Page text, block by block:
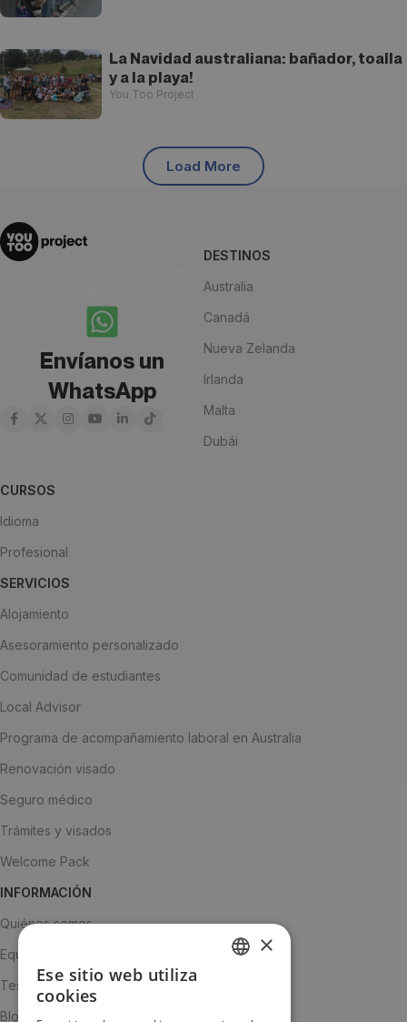
La Navidad australiana: bañador, toalla
y a la playa!
You Too Project
Load More
¡Anímate y escríbenos!
Envíanos un
WhatsApp
DESTINOS
Australia
Canadá
Nueva Zelanda
Irlanda
Malta
Dubái
CURSOS
Idioma
Profesional
SERVICIOS
Alojamiento
Asesoramiento personalizado
Comunidad de estudiantes
Local Advisor
Programa de acompañamiento laboral en Australia
Renovación visado
Seguro médico
Trámites y visados
Welcome Pack
INFORMACIÓN
Quiénes somos
Equipo
Testimonios
Blog
×
Ese sitio web utiliza
cookies